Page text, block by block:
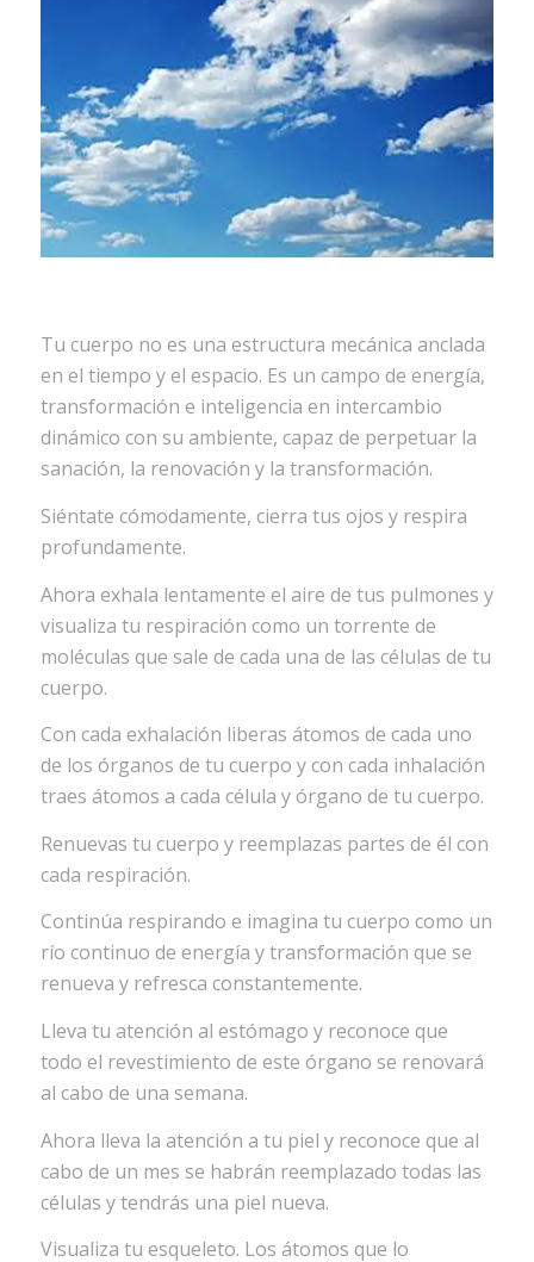
Tu cuerpo no es una estructura mecánica anclada
en el tiempo y el espacio. Es un campo de energía,
transformación e inteligencia en intercambio
dinámico con su ambiente, capaz de perpetuar la
sanación, la renovación y la transformación.
Siéntate cómodamente, cierra tus ojos y respira
profundamente.
Ahora exhala lentamente el aire de tus pulmones y
visualiza tu respiración como un torrente de
moléculas que sale de cada una de las células de tu
cuerpo.
Con cada exhalación liberas átomos de cada uno
de los órganos de tu cuerpo y con cada inhalación
traes átomos a cada célula y órgano de tu cuerpo.
Renuevas tu cuerpo y reemplazas partes de él con
cada respiración.
Continúa respirando e imagina tu cuerpo como un
río continuo de energía y transformación que se
renueva y refresca constantemente.
Lleva tu atención al estómago y reconoce que
todo el revestimiento de este órgano se renovará
al cabo de una semana.
Ahora lleva la atención a tu piel y reconoce que al
cabo de un mes se habrán reemplazado todas las
células y tendrás una piel nueva.
Visualiza tu esqueleto. Los átomos que lo